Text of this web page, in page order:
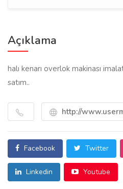
Açıklama
halı kenarı overlok makinası
satım..
http://
Facebook Twitter
Linkedin Youtube